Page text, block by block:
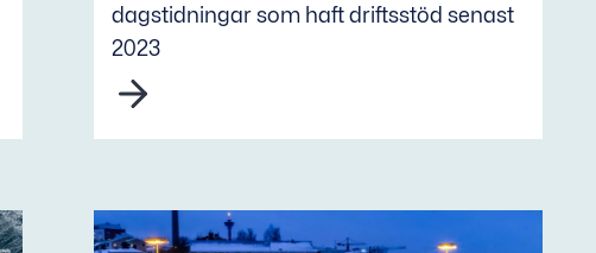
dagstidningar som haft driftsstöd senast
2023